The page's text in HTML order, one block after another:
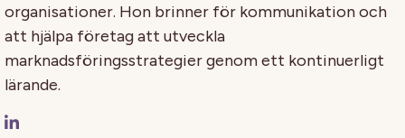
organisationer. Hon brinner för kommunikation och
att hjälpa företag att utveckla
marknadsföringsstrategier genom ett kontinuerligt
lärande.